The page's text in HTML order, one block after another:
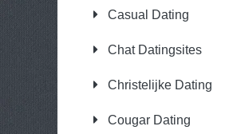
Casual Dating
Chat Datingsites
Christelijke Dating
Cougar Dating